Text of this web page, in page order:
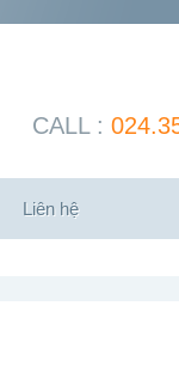
CALL :
Liên hệ